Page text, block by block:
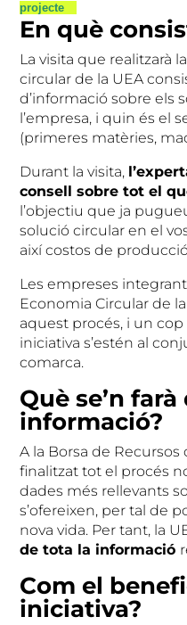
projecte
En què
La visita que realitzarà
circular de la UEA
d’informació sobre els
l’empresa, i quin és el
(primeres matèries,
Durant la visita,
consell sobre tot el
l’objectiu que ja
solució circular en el
així costos de
Les empreses
Economia Circular de
aquest procés, i un
iniciativa s’estén al
comarca.
Què se’n farà
informació?
A la Borsa de
finalitzat tot el procés
dades més rellevants
s’ofereixen, per tal de
nova vida. Per tant, la
de tota la informació
Com el
iniciativa?